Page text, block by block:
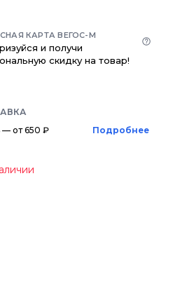
КАРТА ВЕГОС-М
и получи
скидку на товар!
— от 650 ₽
Подробнее